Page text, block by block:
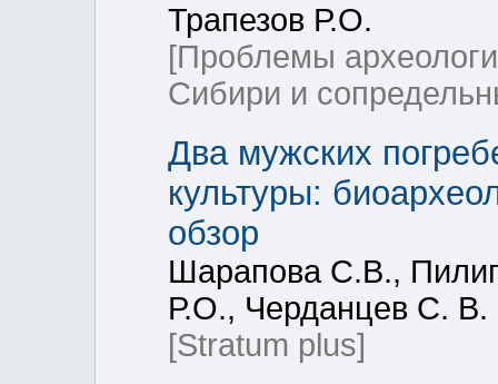
Трапезов Р.О.
[Проблемы
Сибири и
Два мужских
культуры:
обзор
Шарапова С.В.,
Р.О., Черданцев С. В.
[Stratum plus]